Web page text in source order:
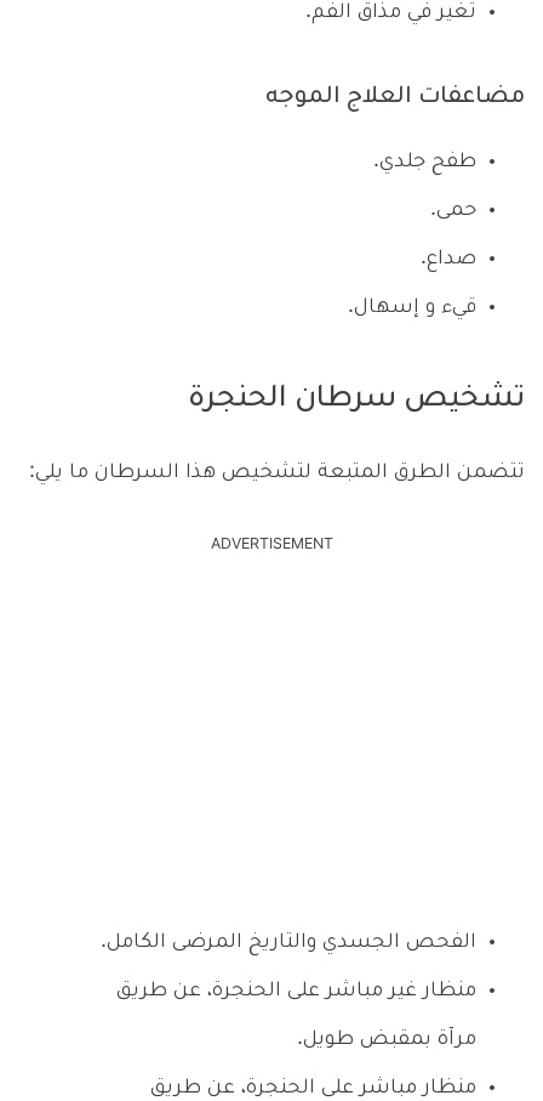
تغير في مذاق الفم.
مضاعفات العلاج الموجه
طفح جلدي.
حمى.
صداع.
قيء و إسهال.
تشخيص سرطان الحنجرة
تتضمن الطرق المتبعة لتشخيص هذا السرطان ما يلي:
ADVERTISEMENT
الفحص الجسدي والتاريخ المرضى الكامل.
منظار غير مباشر على الحنجرة، عن طريق
مرآة بمقبض طويل.
منظار مباشر على الحنجرة، عن طريق